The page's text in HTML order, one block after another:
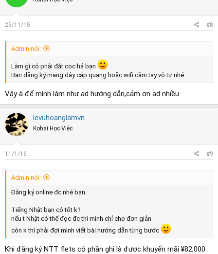
25/11/15 #8
Admin nói:
Làm gì có phải đặt cọc hả bạn
Bạn đăng ký mạng dây cáp quang hoặc wifi cầm tay vô tư nhé.
Vậy à để mình làm như ad hướng dẫn,cảm ơn ad nhiều
levuhoanglamvn
Kohai Học Việc
11/1/16 #9
Admin nói:
Đăng ký online đc nhé bạn.
Tiếng Nhật bạn có tốt k?
nếu t Nhật có thể đọc đc thì mình chỉ cho đơn giản
còn k thì phải đợi mình viết bài hướng dẫn từng bước
Khi đăng ký NTT flets có phần ghi là được khuyến mãi ¥82,000